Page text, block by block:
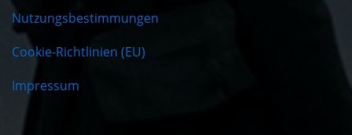
Nutzungsbestimmungen
Cookie-Richtlinien (EU)
Impressum